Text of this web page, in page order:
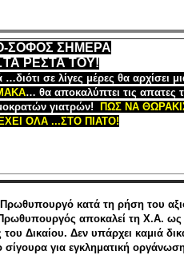
ΣΟΦΟΣ ΣΗΜΕΡΑ
ΡΕΣΤΑ ΤΟΥ!
…διότι σε λίγες μέρες θα αρχίσει
… θα αποκαλύπτει τις
γιατρών!
ΠΩΣ ΝΑ
ΟΛΑ ...ΣΤΟ ΠΙΑΤΟ!
κατά τη ρήση του
Πρωθυπουργός αποκαλεί τη Χ.Α.
του Δικαίου. Δεν υπάρχει καμιά
σίγουρα για εγκληματική